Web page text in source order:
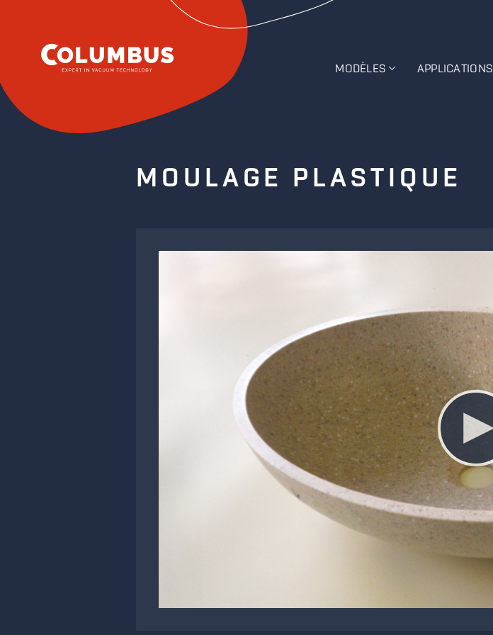
MODÈLES APPLICATIONS
MOULAGE PLASTIQUE